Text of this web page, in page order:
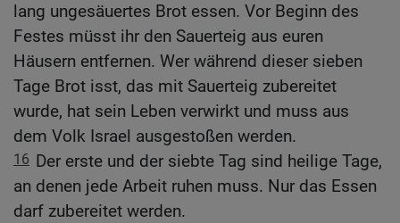
lang ungesäuertes Brot essen. Vor Beginn des
Festes müsst ihr den Sauerteig aus euren
Häusern entfernen. Wer während dieser sieben
Tage Brot isst, das mit Sauerteig zubereitet
wurde, hat sein Leben verwirkt und muss aus
dem Volk Israel ausgestoßen werden.
16 Der erste und der siebte Tag sind heilige Tage,
an denen jede Arbeit ruhen muss. Nur das Essen
darf zubereitet werden.